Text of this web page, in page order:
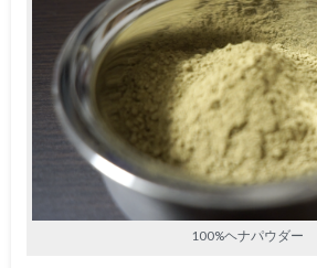
100%ヘナパウダー